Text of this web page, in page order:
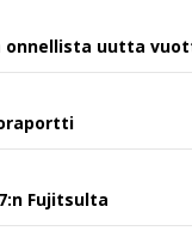
onnellista uutta
Fujitsulta